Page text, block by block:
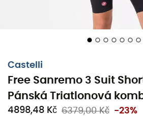
Castelli
Free Sanremo 3 Suit
Pánská Triatlonová
4898,48 Kč 6379,00 Kč -23%
Skutečná evoluce naší
Žebrovaná tkanina speciálně
rukávech a ramenou pro
rychlostech dosažených v